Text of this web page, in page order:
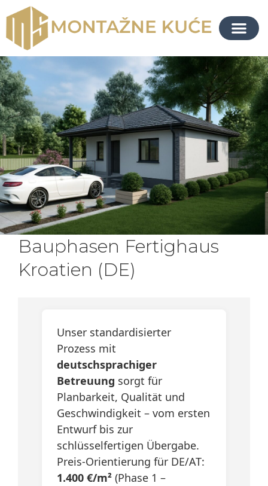
Bauphasen Fertighaus
Kroatien (DE)
Unser standardisierter
Prozess mit
deutschsprachiger
Betreuung sorgt für
Planbarkeit, Qualität und
Geschwindigkeit – vom ersten
Entwurf bis zur
schlüsselfertigen Übergabe.
Preis-Orientierung für DE/AT:
1.400 €/m² (Phase 1 –